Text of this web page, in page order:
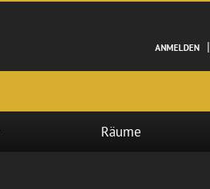
ANMELDEN |
Räume